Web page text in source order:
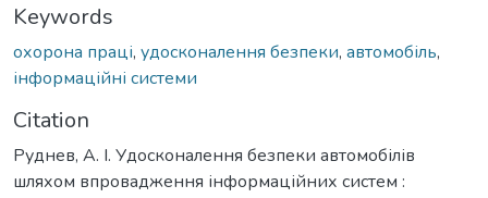
Keywords
охорона праці, удосконалення безпеки, автомобіль,
інформаційні системи
Citation
Руднев, А. І. Удосконалення безпеки автомобілів
шляхом впровадження інформаційних систем :